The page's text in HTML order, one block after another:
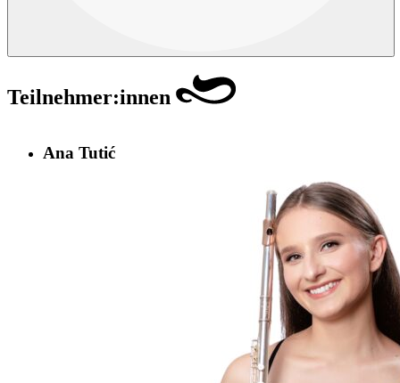
Teilnehmer:innen
Ana Tutić